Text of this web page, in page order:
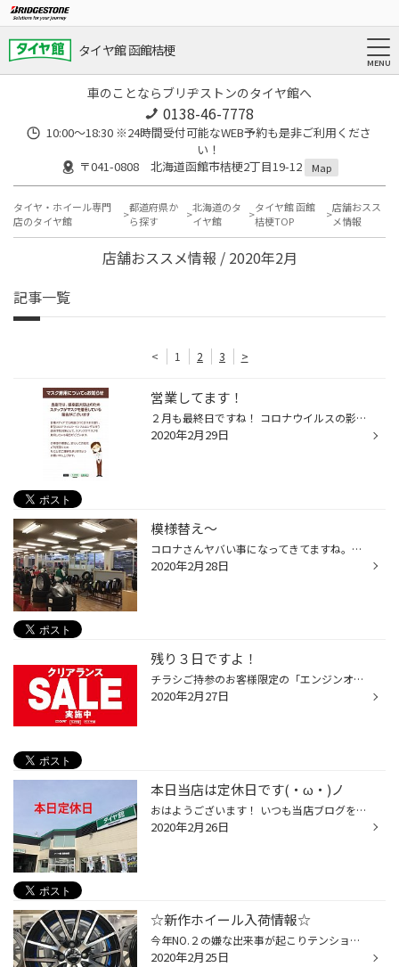
タイヤ館 函館桔梗
車のことならブリヂストンのタイヤ館へ
0138-46-7778
10:00～18:30 ※24時間受付可能なWEB予約も是非ご利用くださ
い！
〒041-0808 北海道函館市桔梗2丁目19-12
Map
タイヤ・ホイール専門
店のタイヤ館
都道府県か
ら探す
北海道のタ
イヤ館
タイヤ館 函館
桔梗TOP
店舗おスス
メ情報
店舗おススメ情報 / 2020年2月
記事一覧
< 1 2 3 >
営業してます！
２月も最終日ですね！ コロナウイルスの影響が甚大な北海道ですが大事なのは自己管理ですね。。。 当店もマスク着用でのご対応になる場合がございます。 着用徹底したい所ですがマスクも販売していないので。。。 スタッフの手洗い・うがいは徹底しておりますのでm(__)m ぜひご来店くださいとは簡単...
2020年2月29日
模様替え～
コロナさんヤバい事になってきてますね。。。 とは言っても出来る事はマスク・手洗い・うがいをしっかりする事くらいですかね～ ジムも暫く休もうかな( 一一) 皆さんも出来る事はしましょうね！ こんな状況なので、ご来店も少なめですので店内を冬タイヤから、夏タイヤに模様替え中です(=ﾟωﾟ)ﾉ 店長...
2020年2月28日
残り３日ですよ！
チラシご持参のお客様限定の「エンジンオイル交換リフレッシュプラン」 残すところ本日を入れて残り３日間となりました。 赤字覚悟の特別価格です！ ほんと～にお得なプランです(=ﾟωﾟ)ﾉ しばらくオイル交換してないな～って方、ぜひご来店ください！！！ いつ交換したか覚えていない方。点検は無料...
2020年2月27日
本日当店は定休日です(・ω・)ノ
おはようございます！ いつも当店ブログをご覧頂きありがとうございますm(__)m 本日、当店は定休日となっております。 尚、昭和店、本通店も定休日ですので、お急ぎの方は日の出店をご利用下さい（＾＾） 日の出店ＨＰはコチラ（＾＾） 日の出店 ＴＥＬ 0138-32-3135 木曜日以降のご来店心よりお待...
2020年2月26日
☆新作ホイール入荷情報☆
今年NO.２の嫌な出来事が起こりテンションだだ下がりのきむらです( 一一) やるな厄年！笑（ちなみに一切信じないタイプです。笑） さてさて新作ホイールが連日入荷しております(*´▽｀*) 今日の入荷はマルカサービスさんのSCHNEIDERブランドからRX27が！ ブルーが目を引きますね！ ちなみにレッドも...
2020年2月25日